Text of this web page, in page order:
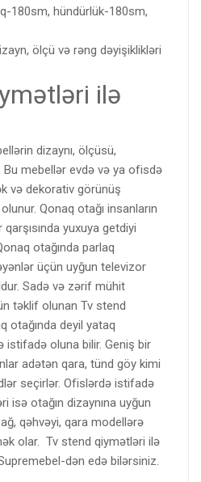
180sm, hündürlük-180sm,
ölçü və rəng dəyişiklikləri
ilə
dizaynı, ölçüsü,
Bu mebellər evdə və ya ofisdə
və dekorativ görünüş
Qonaq otağı insanların
yuxuya getdiyi
otağında parlaq
üçün uyğun televizor
Sadə və zərif mühit
təklif olunan Tv stend
otağında deyil yataq
istifadə oluna bilir. Geniş bir
adətən qara, tünd göy kimi
seçirlər. Ofislərdə istifadə
isə otağın dizaynına uyğun
qəhvəyi, qara modellərə
olar. Tv stend qiymətləri ilə
dən edə bilərsiniz.